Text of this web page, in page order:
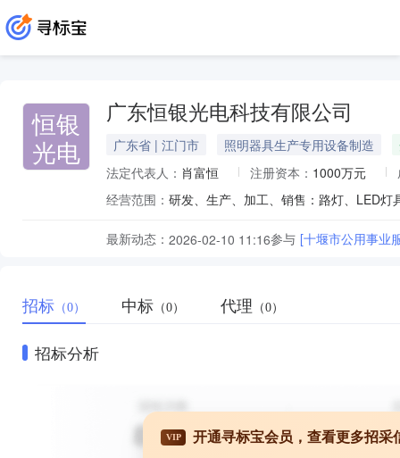
恒银
光电
广东恒银光电科技有限公司
广东省 | 江门市 照明器具生产专用设备制造
法定代表人： 肖富恒 注册资本： 1000万元
经营范围：
最新动态： 2026-02-10 11:16参与 [十堰市公用事业
招标 （0） 中标 （0） 代理 （0）
招标分析
VIP 开通寻标宝会员，查看更多招采